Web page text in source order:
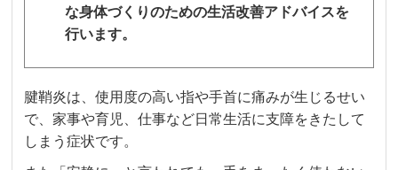
な身体づくりのための生活改善アドバイスを
行います。
腱鞘炎は、使用度の高い指や手首に痛みが生じるせい
で、家事や育児、仕事など日常生活に支障をきたして
しまう症状です。